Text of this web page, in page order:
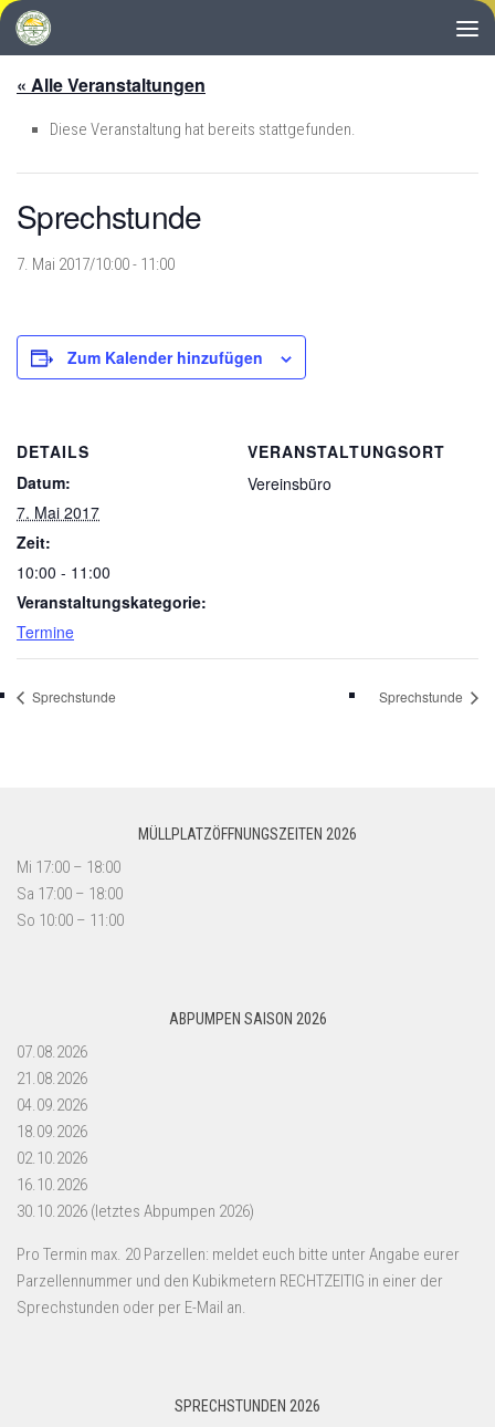
Zum Inhalt springen
« Alle Veranstaltungen
Diese Veranstaltung hat bereits stattgefunden.
Sprechstunde
7. Mai 2017/10:00- 11:00
Zum Kalender hinzufügen
DETAILS
Datum:
7. Mai 2017
Zeit:
10:00 - 11:00
Veranstaltungskategorie:
Termine
VERANSTALTUNGSORT
Vereinsbüro
Sprechstunde Sprechstunde
MÜLLPLATZÖFFNUNGSZEITEN 2026
Mi 17:00 – 18:00
Sa 17:00 – 18:00
So 10:00 – 11:00
ABPUMPEN SAISON 2026
07.08.2026
21.08.2026
04.09.2026
18.09.2026
02.10.2026
16.10.2026
30.10.2026 (letztes Abpumpen 2026)
Pro Termin max. 20 Parzellen: meldet euch bitte unter Angabe eurer
Parzellennummer und den Kubikmetern RECHTZEITIG in einer der
Sprechstunden oder per E-Mail an.
SPRECHSTUNDEN 2026